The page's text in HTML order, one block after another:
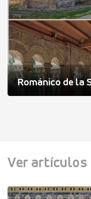
Románico de la
Ver artículos